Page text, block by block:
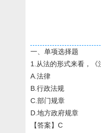
一、单项选择题
1.从法的形式来看，
A.法律
B.行政法规
C.部门规章
D.地方政府规章
【答案】C